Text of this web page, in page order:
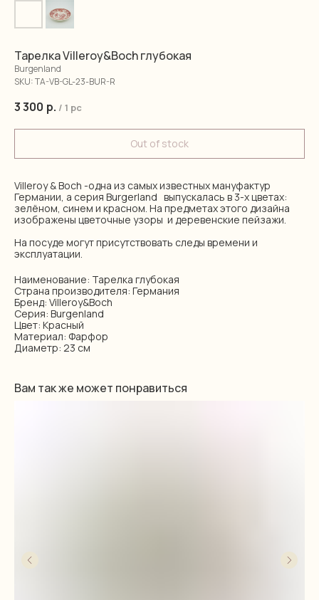
Тарелка Villeroy&Boch глубокая
Burgenland
SKU:TA-VB-GL-23-BUR-R
3 300 р. / 1 pc
Out of stock
Villeroy & Boch -одна из самых известных мануфактур
Германии, а серия Burgerland выпускалась в 3-х цветах:
зелёном, синем и красном. На предметах этого дизайна
изображены цветочные узоры и деревенские пейзажи.
На посуде могут присутствовать следы времени и
эксплуатации.
Наименование: Тарелка глубокая
Страна производителя: Германия
Бренд: Villeroy&Boch
Серия: Burgenland
Цвет: Красный
Материал: Фарфор
Диаметр: 23 см
Вам так же может понравиться